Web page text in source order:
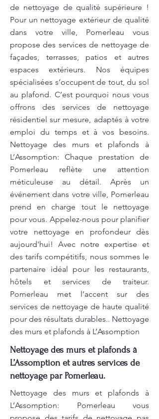
de nettoyage de qualité supérieure !
Pour un nettoyage extérieur de qualité
dans votre ville, Pomerleau vous
propose des services de nettoyage de
façades, terrasses, patios et autres
espaces extérieurs. Nos équipes
spécialisées s’occupent de tout, du sol
au plafond. C’est pourquoi nous vous
offrons des services de nettoyage
résidentiel sur mesure, adaptés à votre
emploi du temps et à vos besoins.
Nettoyage des murs et plafonds à
L’Assomption: Chaque prestation de
Pomerleau reflète une attention
méticuleuse au détail. Après un
événement dans votre ville, Pomerleau
prend en charge tout le nettoyage
pour vous. Appelez-nous pour planifier
votre nettoyage en profondeur dès
aujourd'hui! Avec notre expertise et
des tarifs compétitifs, nous sommes le
partenaire idéal pour les restaurants,
hôtels et services de traiteur.
Pomerleau met l’accent sur des
services de nettoyage de haute qualité
pour des résultats durables.. Nettoyage
des murs et plafonds à L’Assomption
Nettoyage des murs et plafonds à
L’Assomption et autres services de
nettoyage par Pomerleau.
Nettoyage des murs et plafonds à
L’Assomption: Pomerleau vous